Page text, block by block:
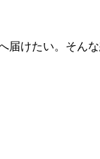
けたい。そん